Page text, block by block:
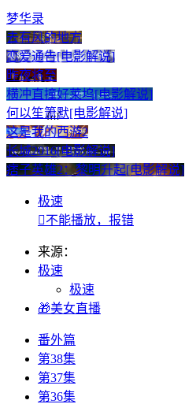
梦华录
去有风的地方
恋爱通告[电影解说]
昨夜将至
横冲直撞好莱坞[电影解说]
何以笙箫默[电影解说]
这是我的西游2
长城2016[电影解说]
痞子英雄2：黎明升起[电影解说]
极速
不能播放，报错
来源：
极速
极速
🎁美女直播
番外篇
第38集
第37集
第36集